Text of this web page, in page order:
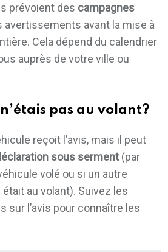
prévoient des campagnes
avertissements avant la mise à
Cela dépend du calendrier
auprès de votre ville ou
pas au volant?
reçoit l’avis, mais il peut
sous serment(par
volé ou si un autre
au volant). Suivez les
sur l’avis pour connaître les